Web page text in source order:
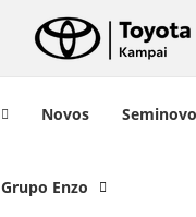
Novos
Grupo Enzo